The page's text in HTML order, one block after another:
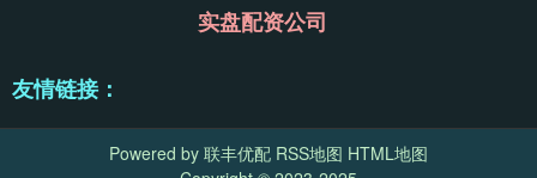
实盘配资公司
友情链接：
Powered by 联丰优配 RSS地图 HTML地图